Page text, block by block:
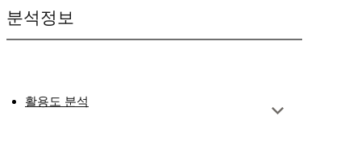
분석정보
활용도 분석